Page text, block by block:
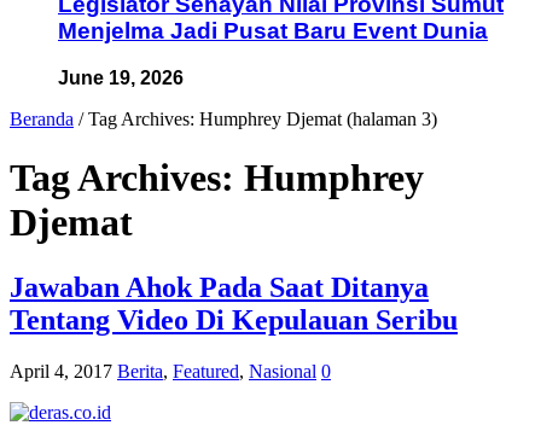
Menjelma Jadi Pusat Baru Event Dunia
June 19, 2026
Beranda / Tag Archives: Humphrey Djemat (halaman 3)
Tag Archives: Humphrey
Djemat
Jawaban Ahok Pada Saat Ditanya
Tentang Video Di Kepulauan Seribu
April 4, 2017 Berita, Featured, Nasional 0